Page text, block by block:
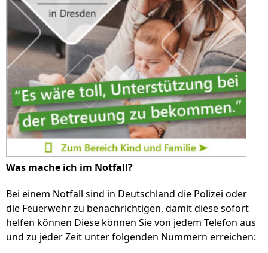
Was mache ich im Notfall?
Bei einem Notfall sind in Deutschland die Polizei oder
die Feuerwehr zu benachrichtigen, damit diese sofort
helfen können Diese können Sie von jedem Telefon aus
und zu jeder Zeit unter folgenden Nummern erreichen: